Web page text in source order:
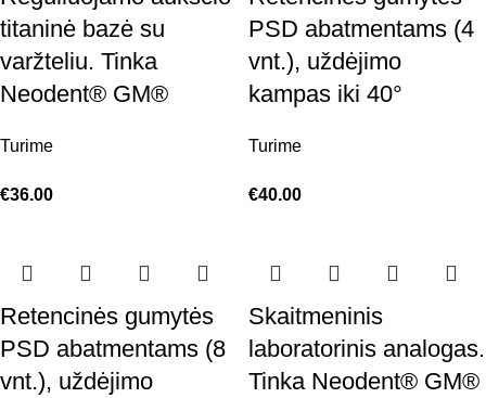
titaninė bazė su
varžteliu. Tinka
Neodent® GM®
Turime
€36.00
PSD abatmentams (4
vnt.), uždėjimo
kampas iki 40°
Turime
€40.00
Retencinės gumytės
PSD abatmentams (8
vnt.), uždėjimo
Skaitmeninis
laboratorinis analogas.
Tinka Neodent® GM®